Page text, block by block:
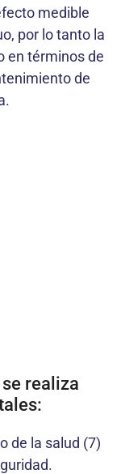
medible
por lo tanto la
en términos de
de
realiza
de la salud (7)